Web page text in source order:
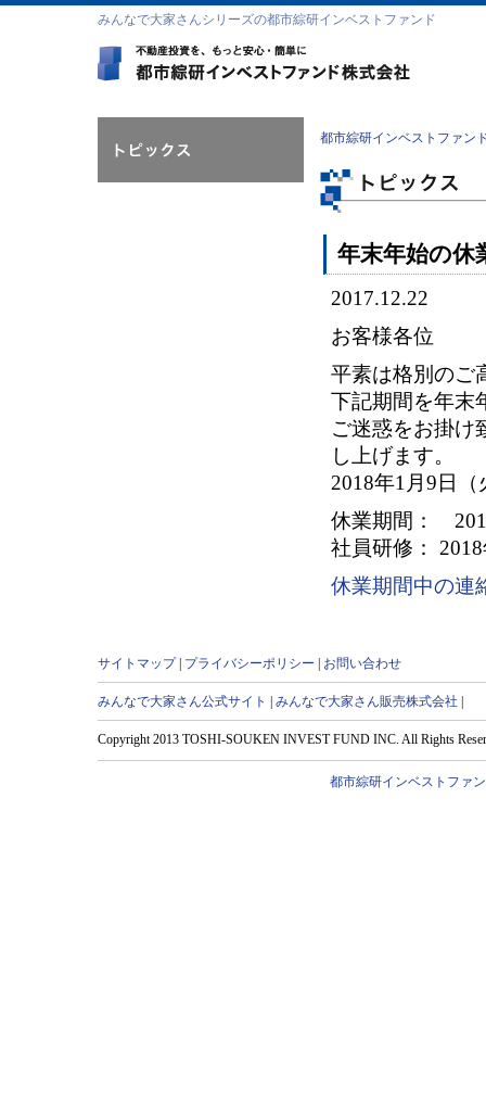
みんなで大家さんシリーズの都市綜研インベストファンド
都市綜研インベストファン
年末年始の休
2017.12.22
お客様各位
平素は格別のご
下記期間を年末
ご迷惑をお掛け
し上げます。
2018年1月9日
休業期間：
社員研修：
休業期間中の連
サイトマップ| プライバシーポリシー お問い合わせ
みんなで大家さん公式サイト みんなで大家さん販売株式会社
Copyright 2013 TOSHI-SOUKEN INVEST FUND INC. All Rights
都市綜研インベストファ